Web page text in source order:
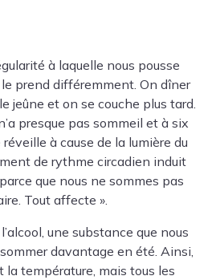
à laquelle nous pousse
le prend différemment. On dîner
jeûne et on se couche plus tard.
presque pas sommeil et à six
à cause de la lumière du
de rythme circadien induit
que nous ne sommes pas
Tout affecte ».
une substance que nous
davantage en été. Ainsi,
la température, mais tous les